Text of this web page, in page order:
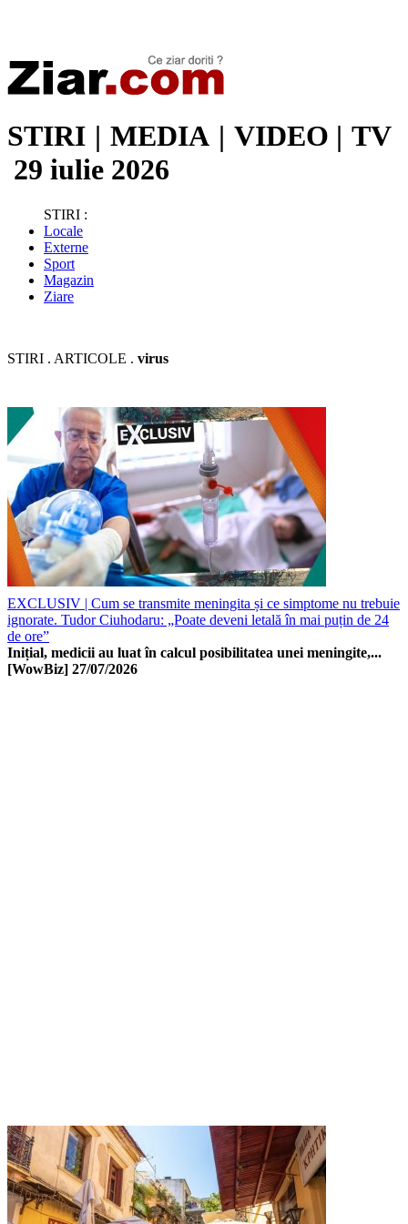
STIRI | MEDIA | VIDEO | TV
29 iulie 2026
STIRI :
Locale
Externe
Sport
Magazin
Ziare
STIRI . ARTICOLE . virus
EXCLUSIV | Cum se transmite meningita și ce simptome nu trebuie
ignorate. Tudor Ciuhodaru: „Poate deveni letală în mai puțin de 24
de ore”
Inițial, medicii au luat în calcul posibilitatea unei meningite,...
[WowBiz] 27/07/2026